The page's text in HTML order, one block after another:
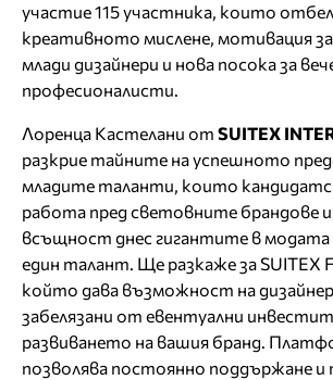
участие 115 участника, които
креативното мислене, мотивация
млади дизайнери и нова посока за
професионалисти.
Лоренца Кастелани от SUITEX
разкрие тайните на успешното
младите таланти, които
работа пред световните брандове
всъщност днес гигантите в
един талант. Ще разкаже за SUITEX
който дава възможност на
забелязани от евентуални
развиването на вашия бранд.
позволява постоянно поддържане и